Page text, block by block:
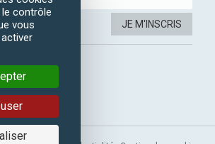
JE M'INSCRIS
contrôle
vous